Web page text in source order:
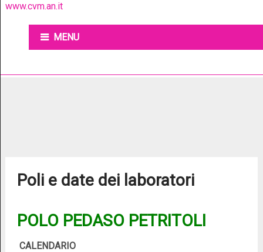
www.cvm.an.it
MENU
Poli e date dei laboratori
POLO PEDASO PETRITOLI
CALENDARIO